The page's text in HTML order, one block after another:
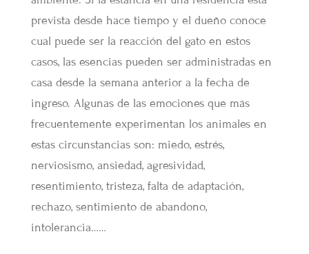
prevista desde hace tiempo y el dueño conoce
cual puede ser la reacción del gato en estos
casos, las esencias pueden ser administradas en
casa desde la semana anterior a la fecha de
ingreso. Algunas de las emociones que más
frecuentemente experimentan los animales en
estas circunstancias son: miedo, estrés,
nerviosismo, ansiedad, agresividad,
resentimiento, tristeza, falta de adaptación,
rechazo, sentimiento de abandono,
intolerancia……